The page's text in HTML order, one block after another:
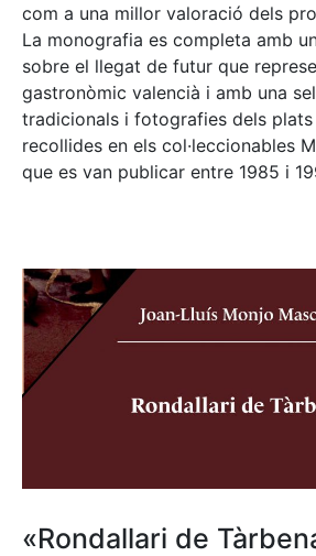
com a una millor valoració dels
La monografia es completa amb
sobre el llegat de futur que
gastronòmic valencià i amb una
tradicionals i fotografies dels
recollides en els col·leccionables
que es van publicar entre 1985 i
«Rondallari de